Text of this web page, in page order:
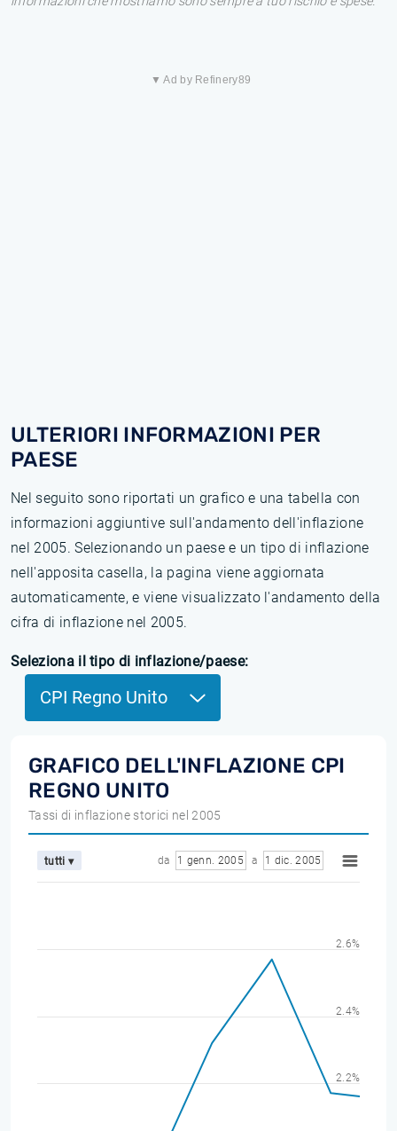
▼ Ad by Refinery89
ULTERIORI INFORMAZIONI PER
PAESE
Nel seguito sono riportati un grafico e una tabella con
informazioni aggiuntive sull'andamento dell'inflazione
nel 2005. Selezionando un paese e un tipo di inflazione
nell'apposita casella, la pagina viene aggiornata
automaticamente, e viene visualizzato l'andamento della
cifra di inflazione nel 2005.
Seleziona il tipo di inflazione/paese:
CPI Regno Unito
GRAFICO DELL'INFLAZIONE CPI
REGNO UNITO
Tassi di inflazione storici nel 2005
tutti ▾ da 1 genn. 2005 a 1 dic. 2005
2.2%
2.4%
2.6%